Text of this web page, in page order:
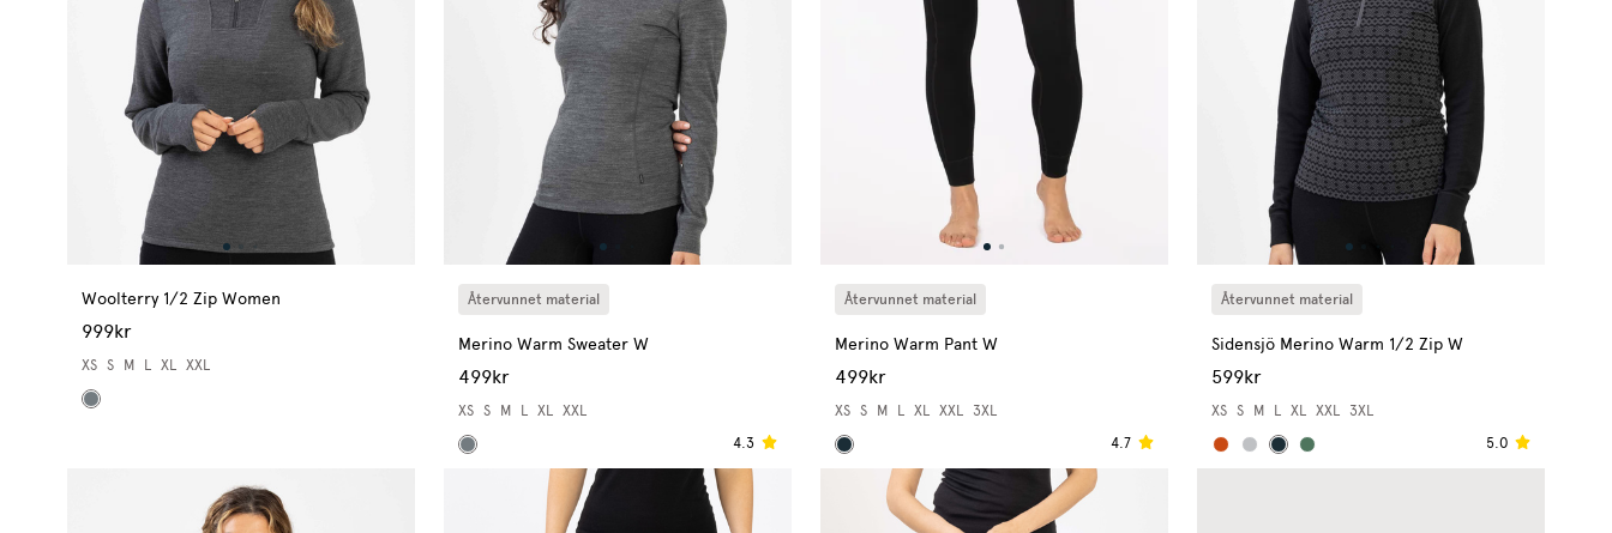
Woolterry 1/2 Zip Women
999kr
XS S M L XL XXL
Återvunnet material
Merino Warm Sweater W
499kr
XS S M L XL XXL
4.3
Återvunnet material
Merino Warm Pant W
499kr
XS S M L XL XXL
3XL
4.7
Återvunnet material
Sidensjö Merino Warm 1/2 Zip W
599kr
XS S M L XL XXL
3XL
5.0